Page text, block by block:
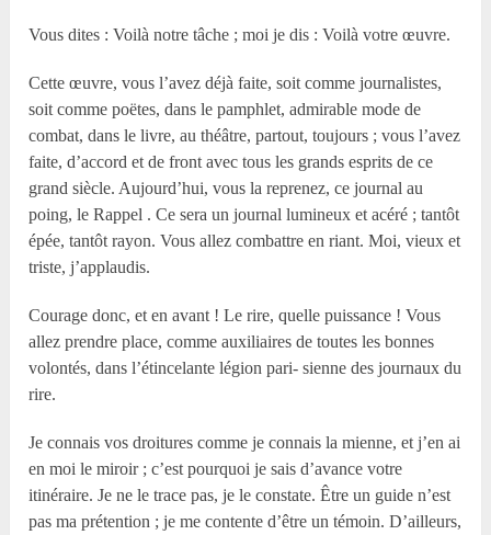
Vous dites : Voilà notre tâche ; moi je dis : Voilà votre œuvre.
Cette œuvre, vous l’avez déjà faite, soit comme journalistes,
soit comme poëtes, dans le pamphlet, admirable mode de
combat, dans le livre, au théâtre, partout, toujours ; vous l’avez
faite, d’accord et de front avec tous les grands esprits de ce
grand siècle. Aujourd’hui, vous la reprenez, ce journal au
poing, le Rappel . Ce sera un journal lumineux et acéré ; tantôt
épée, tantôt rayon. Vous allez combattre en riant. Moi, vieux et
triste, j’applaudis.
Courage donc, et en avant ! Le rire, quelle puissance ! Vous
allez prendre place, comme auxiliaires de toutes les bonnes
volontés, dans l’étincelante légion pari- sienne des journaux du
rire.
Je connais vos droitures comme je connais la mienne, et j’en ai
en moi le miroir ; c’est pourquoi je sais d’avance votre
itinéraire. Je ne le trace pas, je le constate. Être un guide n’est
pas ma prétention ; je me contente d’être un témoin. D’ailleurs,